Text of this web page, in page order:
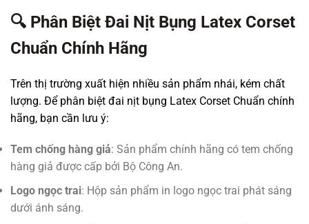
🔍 Phân Biệt Đai Nịt Bụng Latex Corset
Chuẩn Chính Hãng
Trên thị trường xuất hiện nhiều sản phẩm nhái, kém chất
lượng. Để phân biệt đai nịt bụng Latex Corset Chuẩn chính
hãng, bạn cần lưu ý:
Tem chống hàng giả: Sản phẩm chính hãng có tem chống
hàng giả được cấp bởi Bộ Công An.
Logo ngọc trai: Hộp sản phẩm in logo ngọc trai phát sáng
dưới ánh sáng.